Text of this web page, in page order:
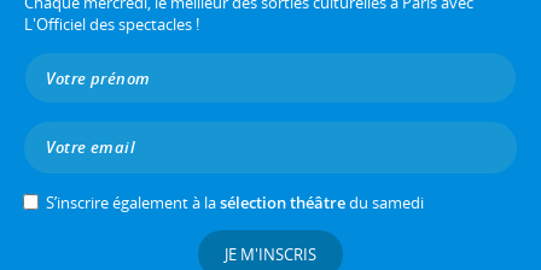
L'Officiel des spectacles !
S’inscrire également à lasélection théâtredu samedi
JE M'INSCRIS